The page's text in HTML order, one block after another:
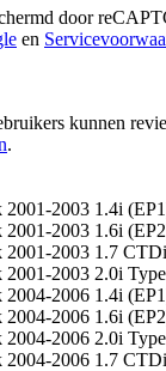
door
en
kunnen
.
2001-2003 1.4i
2001-2003 1.6i
2001-2003 1.7
2001-2003 2.0i
2004-2006 1.4i
2004-2006 1.6i
2004-2006 2.0i
2004-2006 1.7